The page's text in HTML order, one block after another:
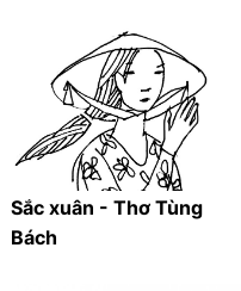
Sắc xuân - Thơ Tùng
Bách